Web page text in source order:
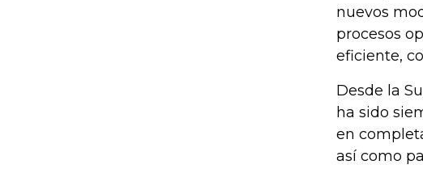
nuevos
procesos
eficiente,
Desde la
ha sido
en
así como